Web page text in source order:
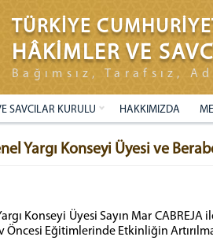
TÜRKİYE
HÂKİMLER VE
Bağımsız, Tarafsız,
SAVCILAR KURULU HAKKIMIZDA
Yargı Konseyi Üyesi ve
Konseyi Üyesi Sayın Mar
Öncesi Eğitimlerinde Etkinliğin